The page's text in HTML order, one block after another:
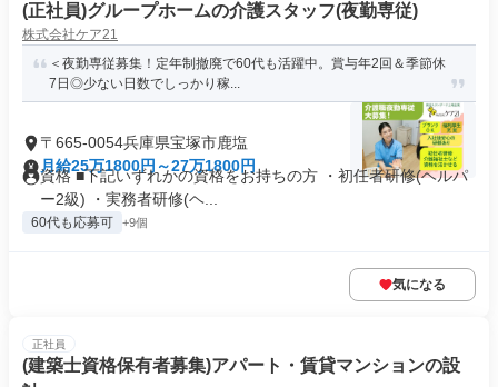
(正社員)グループホームの介護スタッフ(夜勤専従)
株式会社ケア21
＜夜勤専従募集！定年制撤廃で60代も活躍中。賞与年2回＆季節休
7日◎少ない日数でしっかり稼...
〒665-0054兵庫県宝塚市鹿塩
月給25万1800円～27万1800円
資格 ■下記いずれかの資格をお持ちの方 ・初任者研修(ヘルパ
ー2級) ・実務者研修(ヘ...
60代も応募可 +9個
気になる
正社員
(建築士資格保有者募集)アパート・賃貸マンションの設